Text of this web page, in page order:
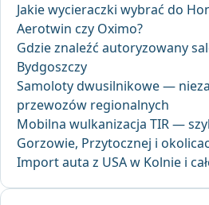
Jakie wycieraczki wybrać do
Aerotwin czy Oximo?
Gdzie znaleźć autoryzowany
Bydgoszczy
Samoloty dwusilnikowe —
przewozów regionalnych
Mobilna wulkanizacja TIR —
Gorzowie, Przytocznej i
Import auta z USA w Kolnie i